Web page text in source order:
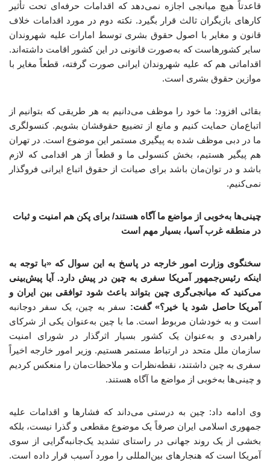
قاعدتاً هیچ میانجی اجازه نمی‌دهد که اقدامات حرفه‌ای تحت تأثیر
کارهای بازیگران ثالث قرار بگیرد. نکته دوم در مورد اقدامات خلاف
قانون و مغایر با اصول حقوق بشری توسط امارات علیه شهروندان
سایر کشورهاست که به‌صورت قانونی در این کشور اقامت داشته‌اند.
اقداماتی هم که علیه شهروندان ایرانی صورت گرفته، قطعاً مغایر با
موازین حقوق بشری است.
بقائی افزود: ما خود را موظف می‌دانیم به هر طریقی که بتوانیم از
اتباع‌مان حمایت کنیم و مانع از تضییع حقوقشان بشویم. کنسولگری
ما در دبی موظف شده به پیگیری مستمر این موضوع است. در تهران
هم پیگیر هستیم، بخش کنسولی ما و قطعاً از هر اقدامی که لازم
باشد و در توان‌مان باشد برای صیانت از حقوق اتباع ایرانی فروگذار
نمی‌کنیم.
چینی‌ها به‌خوبی از مواضع ما آگاه هستند/ برای پکن هم امنیت و ثبات
در منطقه غرب آسیا، بسیار مهم است
سخنگوی وزارت امور خارجه در پاسخ به این سوال که «با توجه به
اینکه رئیس‌جمهور آمریکا سفری به چین در پیش دارد. آیا پیش‌بینی
می‌کنید که میانجی‌گری چین بتواند باعث شود توافقی بین ایران و
آمریکا حاصل شود یا خیر؟» گفت: سفر به چین، یک سفر دوجانبه
است و به خودشان مربوط است. ما با چین به‌عنوان یکی از شرکای
راهبردی و به‌عنوان یک کشور بسیار اثرگذار در شورای امنیت
سازمان ملل متحد در ارتباط مستمر هستیم. وزیر امور خارجه اخیراً
سفری به چین داشتند، نقطه‌نظرات و ملاحظات‌مان را منعکس کردیم
و چینی‌ها به‌خوبی از مواضع ما آگاه هستند.
وی ادامه داد: چین به درستی می‌داند که فشارها و اقدامات علیه
جمهوری اسلامی ایران صرفاً یک موضوع مقطعی و گذرا نیست، بلکه
بخشی از یک روند جهانی در راستای تشدید یک‌جانبه‌گرایی از سوی
آمریکا است که هنجارهای بین‌المللی را مورد آسیب قرار داده است.